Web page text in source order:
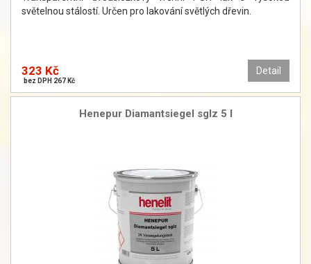
světelnou stálostí. Určen pro lakování světlých dřevin.
Detail
323 Kč
bez DPH 267 Kč
Henepur Diamantsiegel sglz 5 l